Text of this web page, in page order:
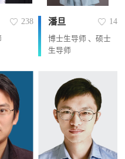
238 潘旦 14
博士生导师 、硕士
生导师